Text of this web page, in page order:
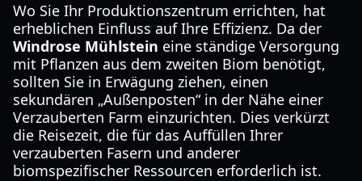
Wo Sie Ihr Produktionszentrum errichten, hat
erheblichen Einfluss auf Ihre Effizienz. Da der
Windrose Mühlstein eine ständige Versorgung
mit Pflanzen aus dem zweiten Biom benötigt,
sollten Sie in Erwägung ziehen, einen
sekundären „Außenposten“ in der Nähe einer
Verzauberten Farm einzurichten. Dies verkürzt
die Reisezeit, die für das Auffüllen Ihrer
verzauberten Fasern und anderer
biomspezifischer Ressourcen erforderlich ist.